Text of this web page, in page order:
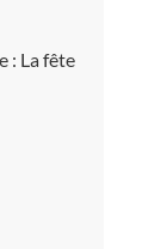
: La fête